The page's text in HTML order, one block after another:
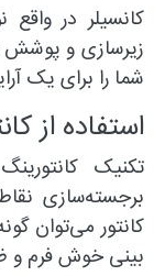
کانسیلر در
زیرسازی و
شما را برای یک
استفاده از
تکنیک
برجسته‌سازی
کانتور می‌توان
بینی خوش فرم و